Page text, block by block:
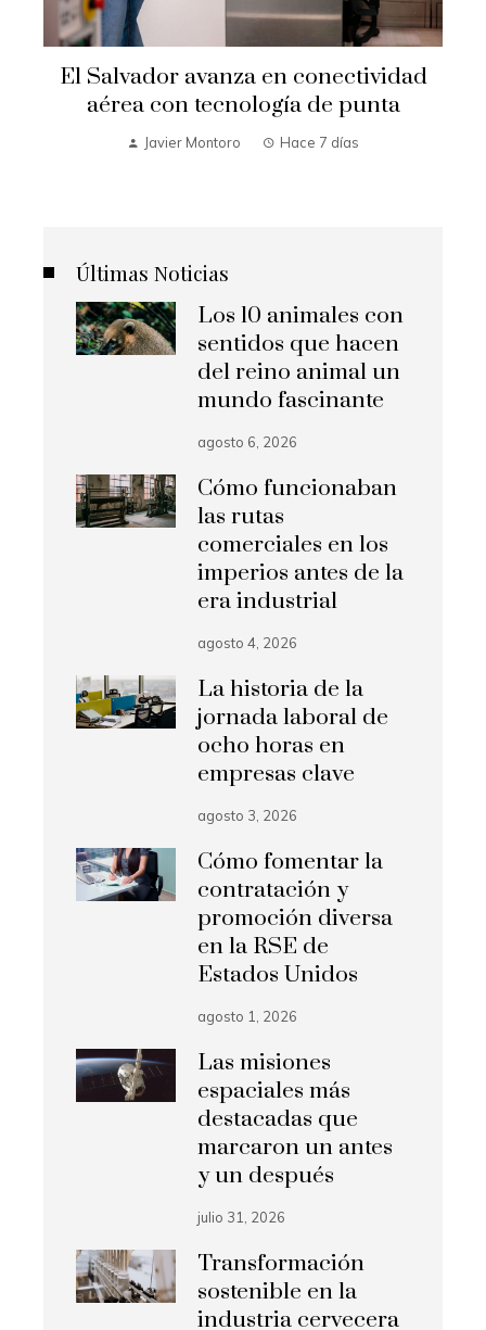
El Salvador avanza en conectividad
aérea con tecnología de punta
Javier Montoro Hace 7 días
Últimas Noticias
Los 10 animales con
sentidos que hacen
del reino animal un
mundo fascinante
agosto 6, 2026
Cómo funcionaban
las rutas
comerciales en los
imperios antes de la
era industrial
agosto 4, 2026
La historia de la
jornada laboral de
ocho horas en
empresas clave
agosto 3, 2026
Cómo fomentar la
contratación y
promoción diversa
en la RSE de
Estados Unidos
agosto 1, 2026
Las misiones
espaciales más
destacadas que
marcaron un antes
y un después
julio 31, 2026
Transformación
sostenible en la
industria cervecera